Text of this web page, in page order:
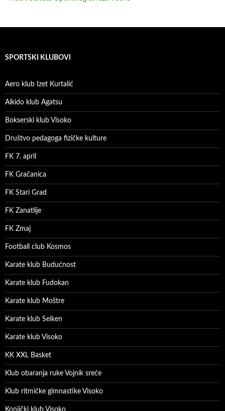
SPORTSKI KLUBOVI
Aero klub Izet Kurtalić
Aikido klub Agatsu
Bokserski klub Visoko
Društvo pedagoga fizičke kulture
FK 7. april
FK Gračanica
FK Stari Grad
FK Zanatlije
FK Zmaj
Football club Kosmos
Karate klub Budućnost
Karate klub Fudokan
Karate klub Moštre
Karate klub Seiken
Karate klub Visoko
KK XXL Basket
Klub obaranja ruke Vojnik sreće
Klub ritmičke gimnastike Visoko
Konjički klub Visoko